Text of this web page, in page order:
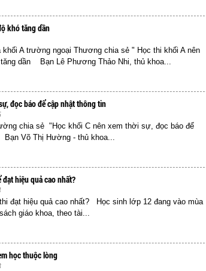
khó tăng dần
khối A trường ngoại Thương chia sẻ " Học thi khối A nên
tăng dần Bạn Lê Phương Thảo Nhi, thủ khoa...
đọc báo để cập nhật thông tin
chia sẻ "Học khối C nên xem thời sự, đọc báo để
Võ Thị Hường - thủ khoa...
hiệu quả cao nhất?
đạt hiệu quả cao nhất? Học sinh lớp 12 đang vào mùa
giáo khoa, theo tài...
học thuộc lòng